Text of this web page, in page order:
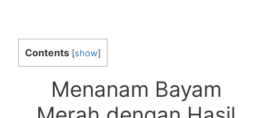
Contents [show]
Menanam Bayam